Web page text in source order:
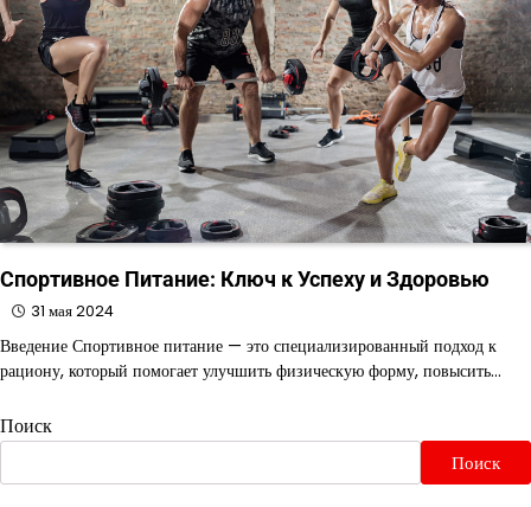
Спортивное Питание: Ключ к Успеху и Здоровью
31 мая 2024
Введение Спортивное питание — это специализированный подход к
рациону, который помогает улучшить физическую форму, повысить…
Поиск
Поиск